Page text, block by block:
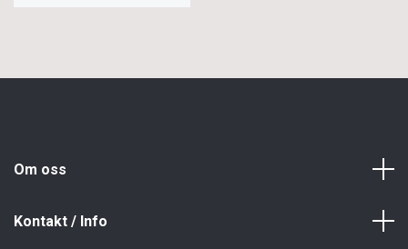
Om oss
Kontakt / Info